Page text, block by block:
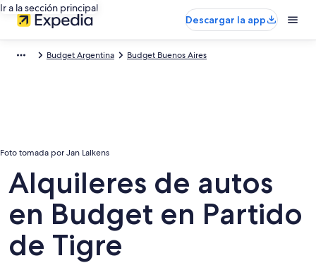
Ir a la sección principal
Descargar la app
Budget Argentina Budget Buenos Aires
Foto tomada por Jan Lalkens
Alquileres de autos
en Budget en Partido
de Tigre